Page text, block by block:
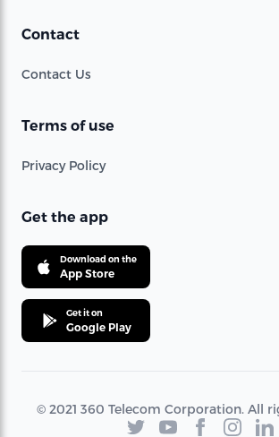
Contact
Contact Us
Terms of use
Privacy Policy
Get the app
Download on the
App Store
Get it on
Google Play
© 2021 360 Telecom Corporation. All